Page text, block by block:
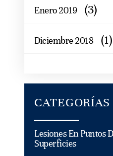
Enero 2019 (3)
Diciembre 2018 (1)
CATEGORÍAS
Lesiones En Puntos
Superficies